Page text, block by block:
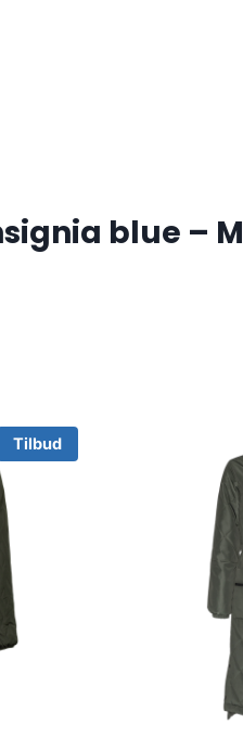
blue – M
Tilbud